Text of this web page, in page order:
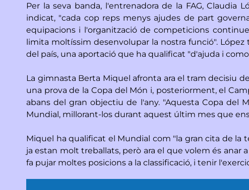
Per la seva banda, l'entrenadora de la FAG,
indicat, "cada cop reps menys ajudes de part
equipacions i l'organització de competicions
limita moltíssim desenvolupar la nostra funció". López
del país, una aportació que ha qualificat "d'ajuda i
La gimnasta Berta Miquel afronta ara el tram decisiu
una prova de la Copa del Món i, posteriorment, el
abans del gran objectiu de l'any. "Aquesta Copa del
Mundial, millorant-los durant aquest últim mes que ens
Miquel ha qualificat el Mundial com "la gran cita de la
ja estan molt treballats, però ara el que volem és
fa pujar moltes posicions a la classificació, i tenir